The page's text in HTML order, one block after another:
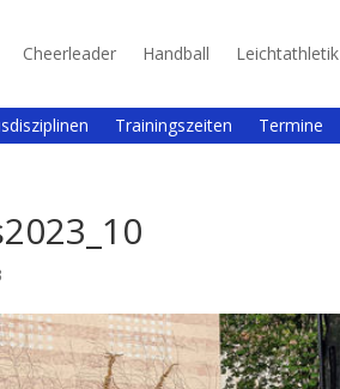
Cheerleader Handball Leichtathletik
Trainingszeiten Termine